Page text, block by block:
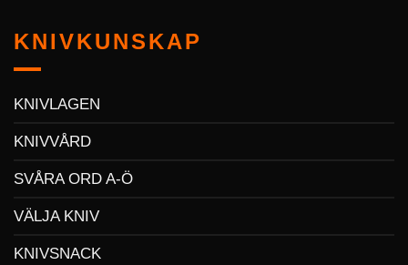
KNIVKUNSKAP
KNIVLAGEN
KNIVVÅRD
SVÅRA ORD A-Ö
VÄLJA KNIV
KNIVSNACK